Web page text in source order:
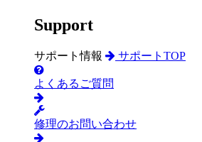
Support
サポート情報 サポートTOP
よくあるご質問
修理のお問い合わせ